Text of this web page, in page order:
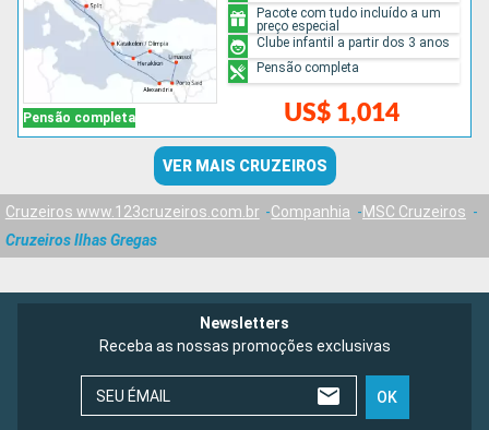
Pensão completa US$ 1,014
Pacote com tudo incluído a um
preço especial
Clube infantil a partir dos 3 anos
Pensão completa
VER MAIS CRUZEIROS
Cruzeiros www.123cruzeiros.com.br Companhia
MSC Cruzeiros
Cruzeiros Ilhas Gregas
Newsletters
Receba as nossas promoções exclusivas
SEU ÉMAIL OK